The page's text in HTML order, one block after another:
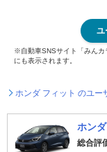
ユ
※自動車SNSサイト「みんカ
にも表示されます。
ホンダ フィット のユー
ホン
総合評